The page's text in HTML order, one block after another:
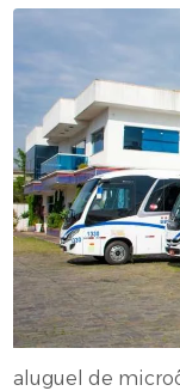
aluguel de